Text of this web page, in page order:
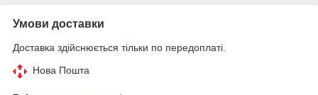
Умови доставки
Доставка здійснюється тільки по передоплаті.
Нова Пошта